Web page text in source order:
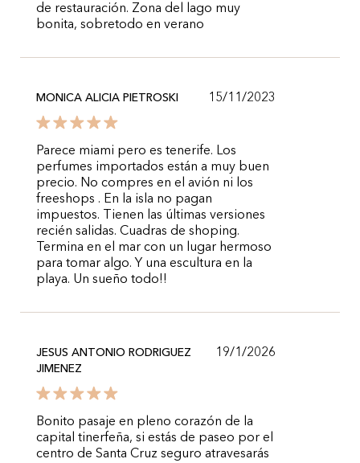
de restauración. Zona del lago muy
bonita, sobretodo en verano
MONICA ALICIA PIETROSKI 15/11/2023
Parece miami pero es tenerife. Los
perfumes importados están a muy buen
precio. No compres en el avión ni los
freeshops . En la isla no pagan
impuestos. Tienen las últimas versiones
recién salidas. Cuadras de shoping.
Termina en el mar con un lugar hermoso
para tomar algo. Y una escultura en la
playa. Un sueño todo!!
JESUS ANTONIO RODRIGUEZ
JIMENEZ
19/1/2026
Bonito pasaje en pleno corazón de la
capital tinerfeña, si estás de paseo por el
centro de Santa Cruz seguro atravesarás